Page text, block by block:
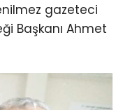
gazeteci
Başkanı Ahmet